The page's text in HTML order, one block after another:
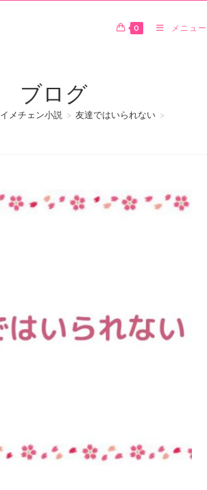
0 メニュー
ブログ
イメチェン小説 > 友達ではいられない >